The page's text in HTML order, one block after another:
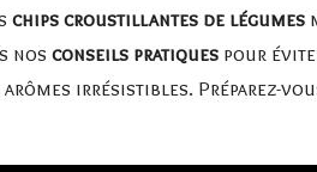
chips croustillantes de légumes
nos conseils pratiques pour
irrésistibles. Préparez-